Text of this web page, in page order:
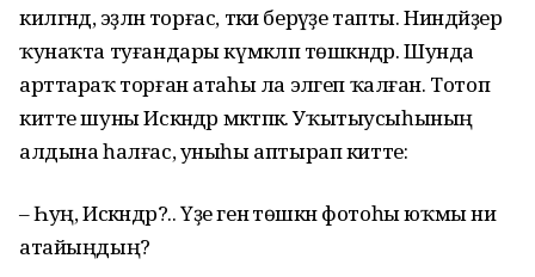
килгәндә, эҙләнә торғас, тәки берәүҙе тапты. Ниндәйҙер
ҡунаҡта туғандары күмәкләп төшкәндәр. Шунда
арттараҡ торған атаһы ла эләгеп ҡалған. Тотоп
китте шуны Искәндәр мәктәпкә. Уҡытыусыһының
алдына һалғас, уныһы аптырап китте:
– Һуң, Искәндәр?.. Үҙе генә төшкән фотоһы юҡмы ни
атайыңдың?